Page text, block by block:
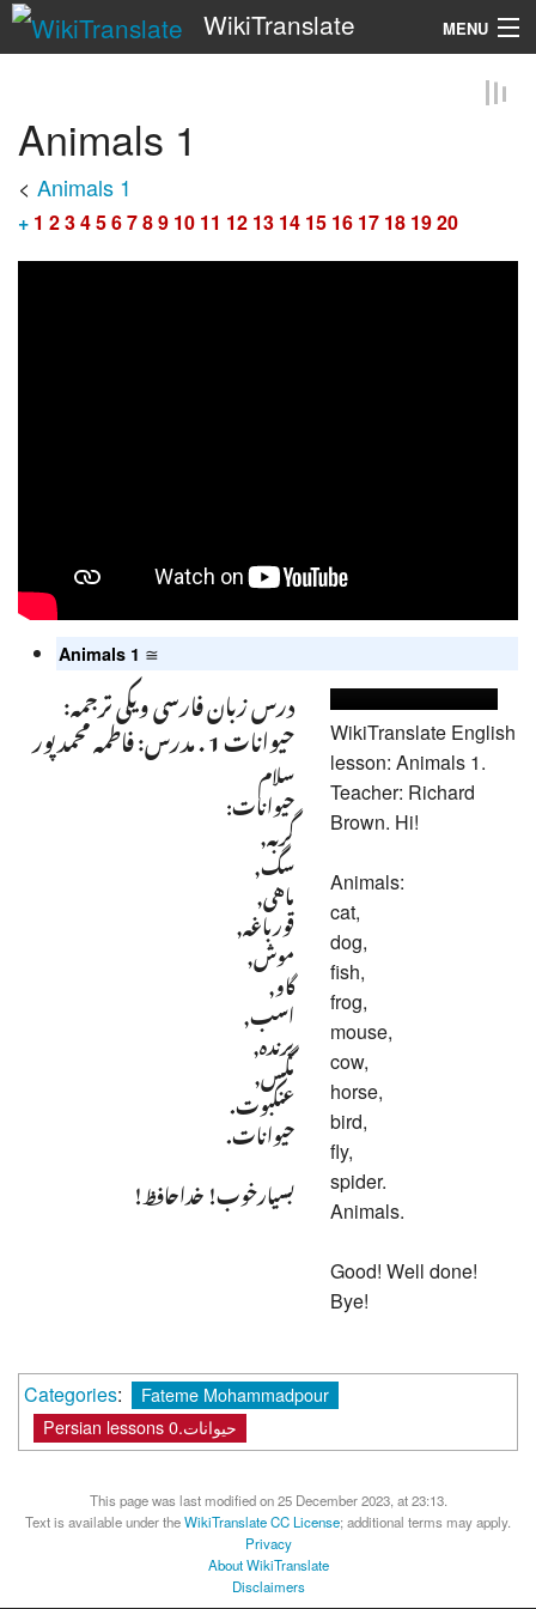
WikiTranslate MENU
Animals 1
< Animals 1
+ 1 23456789 10 11 12 13 14 15 16 17 18 1920
Animals 1 ≅
درس زبان فارسی ویکی ترجمه:
حیوانات 1 . مدرس: فاطمه محمدپور
سلام
حیوانات:
گربه,
سگ,
ماهی,
قورباغه,
موش,
گاو,
اسب,
پرنده,
مگس,
عنکبوت.
حیوانات.
بسیارخوب! خداحافظ!
WikiTranslate English
lesson: Animals 1.
Teacher: Richard
Brown. Hi!
Animals:
cat,
dog,
fish,
frog,
mouse,
cow,
horse,
bird,
fly,
spider.
Animals.
Good! Well done!
Bye!
Categories:
Fateme Mohammadpour
Persian lessons 0.حیوانات
This page was last modified on 25 December 2023, at 23:13.
Text is available under theWikiTranslate CC License; additional terms may apply.
Privacy
About WikiTranslate
Disclaimers